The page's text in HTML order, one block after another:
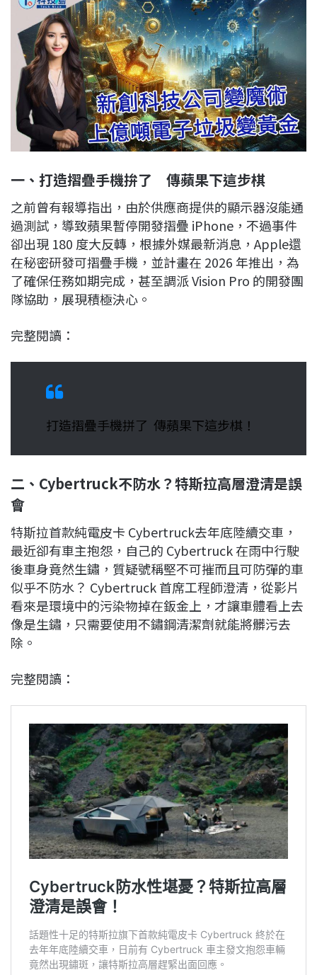
n
k
一、打造摺疊手機拚了 傳蘋果下這步棋
之前曾有報導指出，由於供應商提供的顯示器沒能通
過測試，導致蘋果暫停開發摺疊 iPhone，不過事件
卻出現 180 度大反轉，根據外媒最新消息，Apple還
在秘密研發可摺疊手機，並計畫在 2026 年推出，為
了確保任務如期完成，甚至調派 Vision Pro 的開發團
隊協助，展現積極決心。
完整閱讀：
打造摺疊手機拼了 傳蘋果下這步棋！
二、Cybertruck不防水？特斯拉高層澄清是誤
會
特斯拉首款純電皮卡 Cybertruck去年底陸續交車，
最近卻有車主抱怨，自己的 Cybertruck 在雨中行駛
後車身竟然生鏽，質疑號稱堅不可摧而且可防彈的車
似乎不防水？ Cybertruck 首席工程師澄清，從影片
看來是環境中的污染物掉在鈑金上，才讓車體看上去
像是生鏽，只需要使用不鏽鋼清潔劑就能將髒污去
除。
完整閱讀：